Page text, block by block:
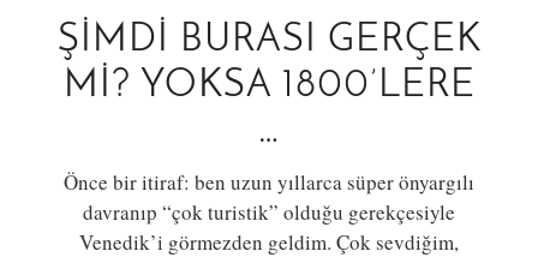
ŞIMDI BURASI GERÇEK
MI? YOKSA 1800’LERE
…
Önce bir itiraf: ben uzun yıllarca süper önyargılı
davranıp “çok turistik” olduğu gerekçesiyle
Venedik’i görmezden geldim. Çok sevdiğim,